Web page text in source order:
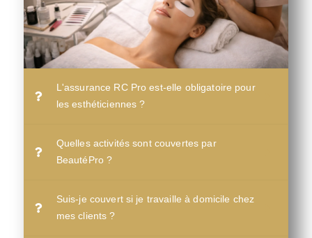
L'assurance RC Pro est-elle obligatoire pour
les esthéticiennes ?
Quelles activités sont couvertes par
BeautéPro ?
Suis-je couvert si je travaille à domicile chez
mes clients ?